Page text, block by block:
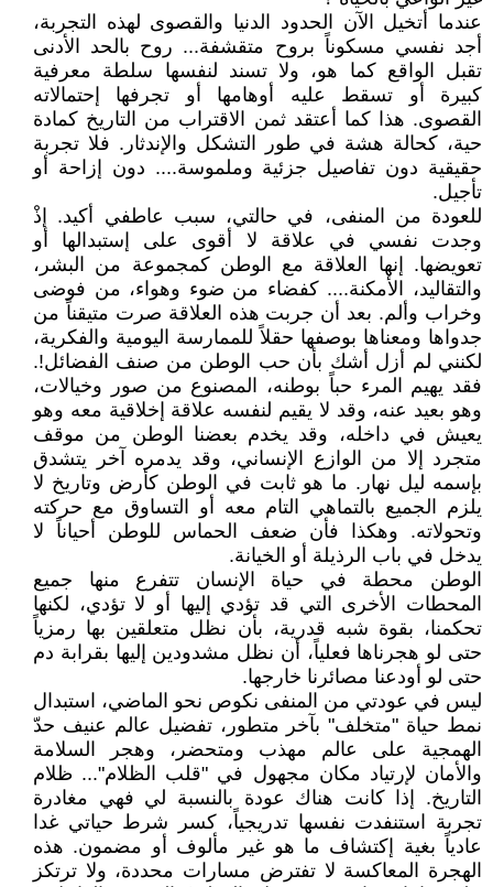
عندما أتخيل الآن الحدود الدنيا والقصوى لهذه التجربة،
أجد نفسي مسكوناً بروح متقشفة... روح بالحد الأدنى
تقبل الواقع كما هو، ولا تسند لنفسها سلطة معرفية
كبيرة أو تسقط عليه أوهامها أو تجرفها إحتمالاته
القصوى. هذا كما أعتقد ثمن الاقتراب من التاريخ كمادة
حية، كحالة هشة في طور التشكل والإندثار. فلا تجربة
حقيقية دون تفاصيل جزئية وملموسة.... دون إزاحة أو
تأجيل.
للعودة من المنفى، في حالتي، سبب عاطفي أكيد. إذْ
وجدت نفسي في علاقة لا أقوى على إستبدالها أو
تعويضها. إنها العلاقة مع الوطن كمجموعة من البشر،
والتقاليد، الأمكنة.... كفضاء من ضوء وهواء، من فوضى
وخراب وألم. بعد أن جربت هذه العلاقة صرت متيقناً من
جدواها ومعناها بوصفها حقلاً للممارسة اليومية والفكرية،
لكنني لم أزل أشك بأن حب الوطن من صنف الفضائل!.
فقد يهيم المرء حباً بوطنه، المصنوع من صور وخيالات،
وهو بعيد عنه، وقد لا يقيم لنفسه علاقة إخلاقية معه وهو
يعيش في داخله، وقد يخدم بعضنا الوطن من موقف
متجرد إلا من الوازع الإنساني، وقد يدمره آخر يتشدق
بإسمه ليل نهار. ما هو ثابت في الوطن كأرض وتاريخ لا
يلزم الجميع بالتماهي التام معه أو التساوق مع حركته
وتحولاته. وهكذا فأن ضعف الحماس للوطن أحياناً لا
يدخل في باب الرذيلة أو الخيانة.
الوطن محطة في حياة الإنسان تتفرع منها جميع
المحطات الأخرى التي قد تؤدي إليها أو لا تؤدي، لكنها
تحكمنا، بقوة شبه قدرية، بأن نظل متعلقين بها رمزياً
حتى لو هجرناها فعلياً، أن نظل مشدودين إليها بقرابة دم
حتى لو أودعنا مصائرنا خارجها.
ليس في عودتي من المنفى نكوص نحو الماضي، استبدال
نمط حياة "متخلف" بآخر متطور، تفضيل عالم عنيف حدّ
الهمجية على عالم مهذب ومتحضر، وهجر السلامة
والأمان لإرتياد مكان مجهول في "قلب الظلام"... ظلام
التاريخ. إذا كانت هناك عودة بالنسبة لي فهي مغادرة
تجربة استنفدت نفسها تدريجياً، كسر شرط حياتي غدا
عادياً بغية إكتشاف ما هو غير مألوف أو مضمون. هذه
الهجرة المعاكسة لا تفترض مسارات محددة، ولا ترتكز